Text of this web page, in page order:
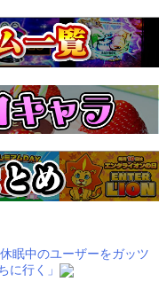
眠中のユーザーをガッツ
に行く」